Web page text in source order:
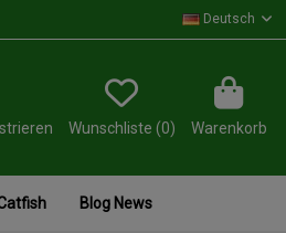
Deutsch
Wunschliste (0) Warenkorb
Blog News